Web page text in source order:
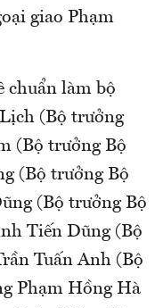
giao Phạm
chuẩn làm bộ
(Bộ trưởng
(Bộ trưởng Bộ
(Bộ trưởng Bộ
(Bộ trưởng Bộ
Tiến Dũng (Bộ
Tuấn Anh (Bộ
Phạm Hồng Hà